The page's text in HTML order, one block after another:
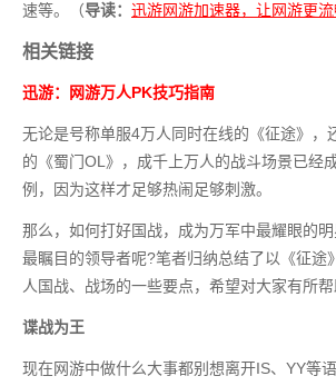
速等。（导读： 迅游网游加速器，让网游更
相关链接
迅游：网游万人PK技巧指南
无论是号称单服4万人同时在线的《征途》，
的《蜀门OL》，成千上万人的战斗场景已经
例，因为这样才足够热闹足够刺激。
那么，如何打好国战，成为万军中最耀眼的
最瞩目的领导者呢?笔者归纳总结了以《征途
人国战、战场的一些要点，希望对大家有所帮
谍战为王
现在网游中做什么大事都别想离开IS、YY等